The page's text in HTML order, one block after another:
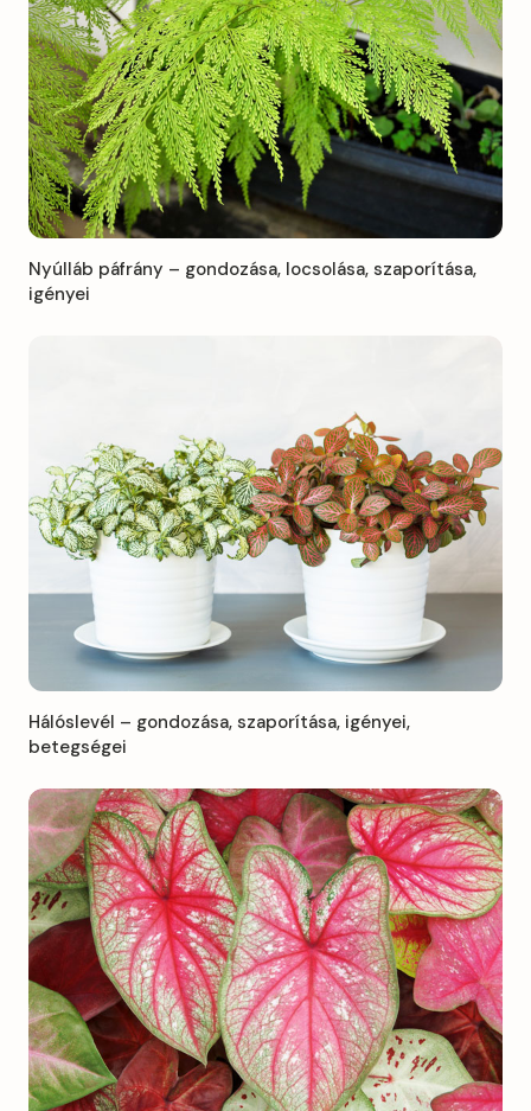
Nyúlláb páfrány – gondozása, locsolása, szaporítása,
igényei
Hálóslevél – gondozása, szaporítása, igényei,
betegségei